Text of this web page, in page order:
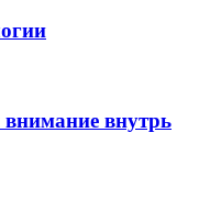
внутрь